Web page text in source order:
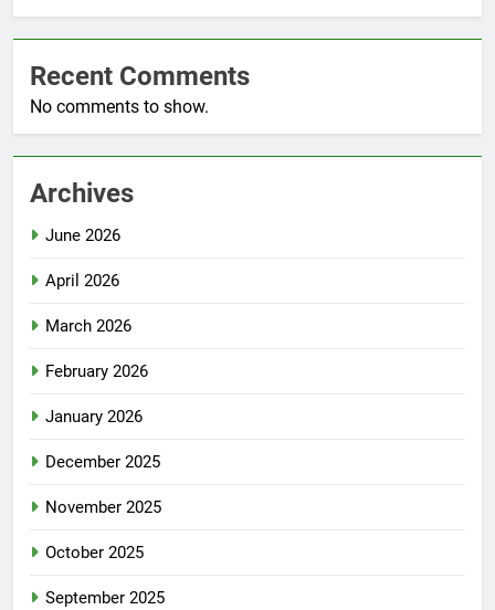
Recent Comments
No comments to show.
Archives
June 2026
April 2026
March 2026
February 2026
January 2026
December 2025
November 2025
October 2025
September 2025